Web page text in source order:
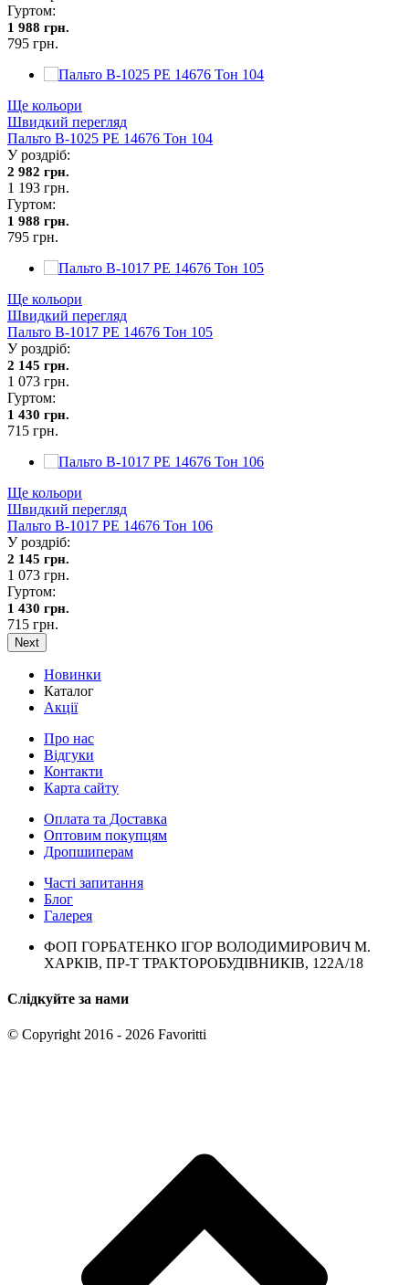
Гуртом:
1 988 грн.
795 грн.
Ще кольори
Швидкий перегляд
Пальто В-1025 PE 14676 Тон 104
У роздріб:
2 982 грн.
1 193 грн.
Гуртом:
1 988 грн.
795 грн.
Ще кольори
Швидкий перегляд
Пальто В-1017 PE 14676 Тон 105
У роздріб:
2 145 грн.
1 073 грн.
Гуртом:
1 430 грн.
715 грн.
Ще кольори
Швидкий перегляд
Пальто В-1017 PE 14676 Тон 106
У роздріб:
2 145 грн.
1 073 грн.
Гуртом:
1 430 грн.
715 грн.
Next
Новинки
Каталог
Акції
Про нас
Відгуки
Контакти
Карта сайту
Оплата та Доставка
Оптовим покупцям
Дропшиперам
Часті запитання
Блог
Галерея
ФОП ГОРБАТЕНКО ІГОР ВОЛОДИМИРОВИЧ М.
ХАРКІВ, ПР-Т ТРАКТОРОБУДІВНИКІВ, 122А/18
Слідкуйте за нами
© Copyright 2016 - 2026 Favoritti